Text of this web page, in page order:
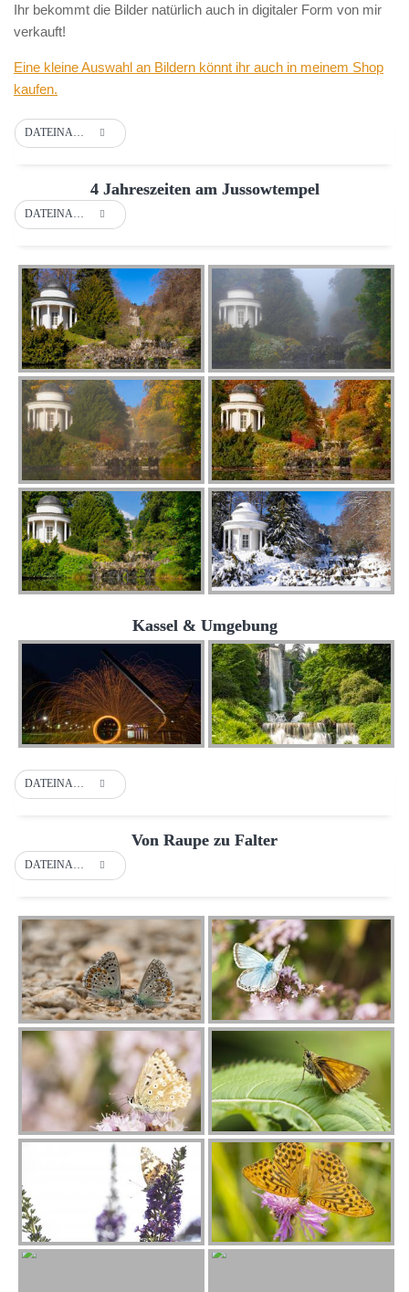
Ihr bekommt die Bilder natürlich auch in digitaler Form von mir
verkauft!
Eine kleine Auswahl an Bildern könnt ihr auch in meinem Shop
kaufen.
DATEINAME
4 Jahreszeiten am Jussowtempel
DATEINAME
Kassel & Umgebung
DATEINAME
Von Raupe zu Falter
DATEINAME